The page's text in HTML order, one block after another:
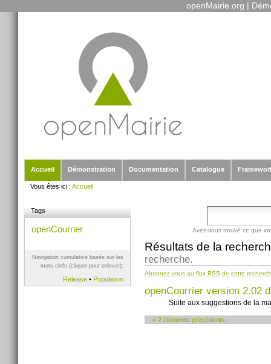
openMairie.org |
Accueil
Démonstration Documentation Catalogue
Vous êtes ici : Accueil
Tags
openCourrier
Navigation cumulative basée sur les
mots clefs (cliquer pour enlever):
Release• Population
Avez-vous trouvé ce que
Résultats de la
recherche.
Abonnez-vous au flux RSS de cette
openCourrier version 2.02
Suite aux suggestions de la
« 2 éléments précédents